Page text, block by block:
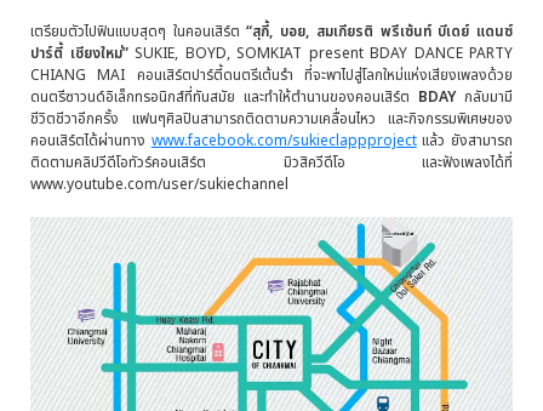
เตรียมตัวไปฟินแบบสุดๆ ในคอนเสิร์ต“สุกี้, บอย, สมเกียรติ พรีเซ้นท์ บีเดย์ แดนซ์
ปาร์ตี้ เชียงใหม่”SUKIE, BOYD, SOMKIAT present BDAY DANCE PARTY
CHIANG MAI คอนเสิร์ตปาร์ตี้ดนตรีเต้นรำ ที่จะพาไปสู่โลกใหม่แห่งเสียงเพลงด้วย
ดนตรีซาวนด์อิเล็กทรอนิกส์ที่ทันสมัย และทำให้ตำนานของคอนเสิร์ต BDAYกลับมามี
ชีวิตชีวาอีกครั้ง แฟนๆศิลปินสามารถติดตามความเคลื่อนไหว และกิจกรรมพิเศษของ
คอนเสิร์ตได้ผ่านทาง www.facebook.com/sukieclappprojectแล้ว ยังสามารถ
ติดตามคลิปวีดีโอทัวร์คอนเสิร์ต มิวสิควีดีโอ และฟังเพลงได้ที่
www.youtube.com/user/sukiechannel